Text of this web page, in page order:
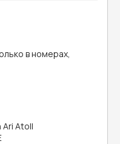
в номерах,
Atoll